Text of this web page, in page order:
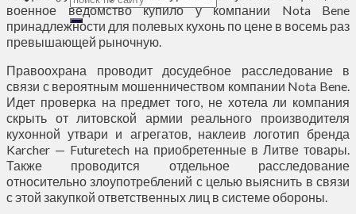
военное ведомство купило у компании Nota Bene
принадлежности для полевых кухонь по цене в восемь раз
превышающей рыночную.
Правоохрана проводит досудебное расследование в
связи с вероятным мошенничеством компании Nota Bene.
Идет проверка на предмет того, не хотела ли компания
скрыть от литовской армии реального производителя
кухонной утвари и агрегатов, наклеив логотип бренда
Karcher — Futuretech на приобретенные в Литве товары.
Также проводится отдельное расследование
относительно злоупотреблений с целью выяснить в связи
с этой закупкой ответственных лиц в системе обороны.